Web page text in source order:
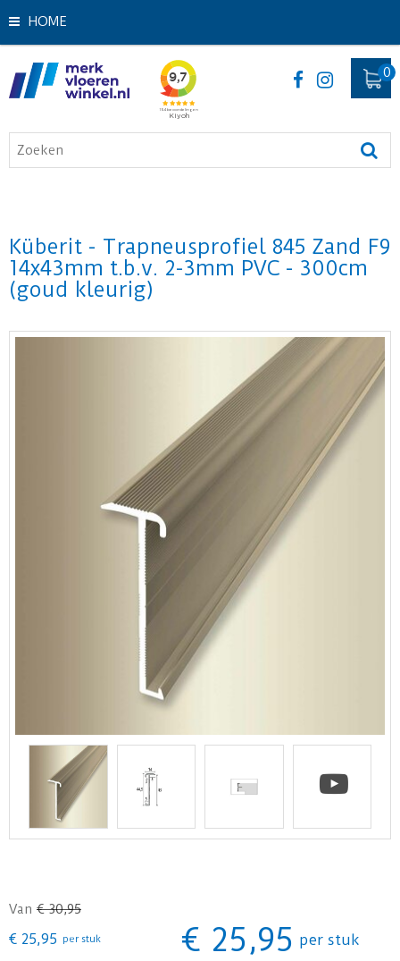
HOME
Küberit - Trapneusprofiel 845 Zand F9
14x43mm t.b.v. 2-3mm PVC - 300cm
(goud kleurig)
Van € 30,95
€ 25,95 per stuk € 25,95 per stuk